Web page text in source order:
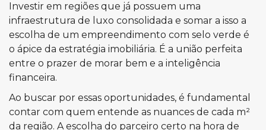
Investir em regiões que já possuem uma
infraestrutura de luxo consolidada e somar a isso a
escolha de um empreendimento com selo verde é
o ápice da estratégia imobiliária. É a união perfeita
entre o prazer de morar bem e a inteligência
financeira.
Ao buscar por essas oportunidades, é fundamental
contar com quem entende as nuances de cada m²
da região. A escolha do parceiro certo na hora de